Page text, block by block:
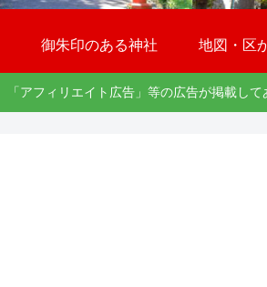
御朱印のある神社 地図・区
「アフィリエイト広告」等の広告が掲載し